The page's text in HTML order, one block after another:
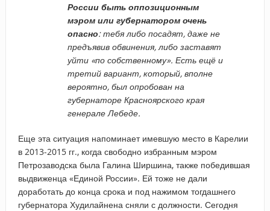
России быть оппозиционным
мэром или губернатором очень
опасно: тебя либо посадят, даже не
предъявив обвинения, либо заставят
уйти «по собственному». Есть ещё и
третий вариант, который, вполне
вероятно, был опробован на
губернаторе Красноярского края
генерале Лебеде.
Еще эта ситуация напоминает имевшую место в Карелии
в 2013-2015 гг., когда свободно избранным мэром
Петрозаводска была Галина Ширшина, также победившая
выдвиженца «Единой России». Ей тоже не дали
доработать до конца срока и под нажимом тогдашнего
губернатора Худилайнена сняли с должности. Сегодня